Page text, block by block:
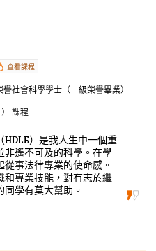
查看課程
社會科學學士（一級榮譽畢業）
課程
）是我人生中一個重
非遙不可及的科學。在學
事法律專業的使命感。
專業技能，對有志於繼
學有莫大幫助。